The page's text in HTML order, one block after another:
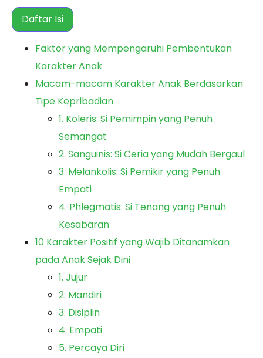
Daftar Isi
Faktor yang Mempengaruhi Pembentukan
Karakter Anak
Macam-macam Karakter Anak Berdasarkan
Tipe Kepribadian
1. Koleris: Si Pemimpin yang Penuh
Semangat
2. Sanguinis: Si Ceria yang Mudah Bergaul
3. Melankolis: Si Pemikir yang Penuh
Empati
4. Phlegmatis: Si Tenang yang Penuh
Kesabaran
10 Karakter Positif yang Wajib Ditanamkan
pada Anak Sejak Dini
1. Jujur
2. Mandiri
3. Disiplin
4. Empati
5. Percaya Diri